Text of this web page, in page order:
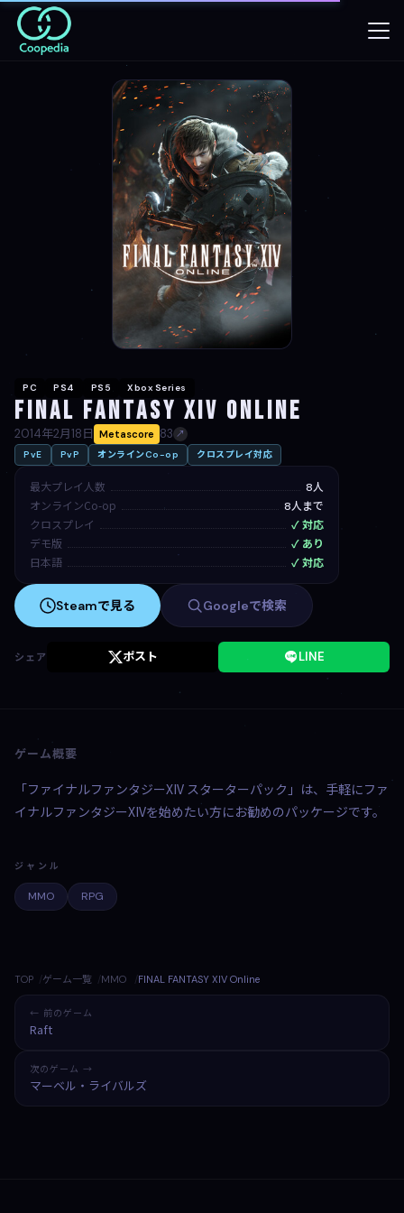
PC PS4 PS5 Xbox Series
FINAL FANTASY XIV Online
2014年2月18日 Metascore 83 ↗
PvE
PvP オンラインCo-op クロスプレイ対応
最大プレイ人数 8人
オンラインCo-op 8人まで
クロスプレイ ✓ 対応
デモ版 ✓ あり
日本語 ✓ 対応
Steamで見る Googleで検索
シェア ポスト LINE
ゲーム概要
「ファイナルファンタジーXIV スターターパック」は、手軽にファ
イナルファンタジーXIVを始めたい方にお勧めのパッケージです。
ジャンル
MMO RPG
TOP ゲーム一覧 MMO FINAL FANTASY XIV Online
← 前のゲーム
Raft
次のゲーム →
マーベル・ライバルズ